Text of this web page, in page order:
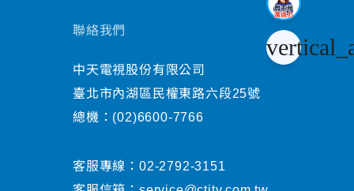
聯絡我們
中天電視股份有限公司
臺北市內湖區民權東路六段25號
總機： (02)6600-7766
客服專線： 02-2792-3151